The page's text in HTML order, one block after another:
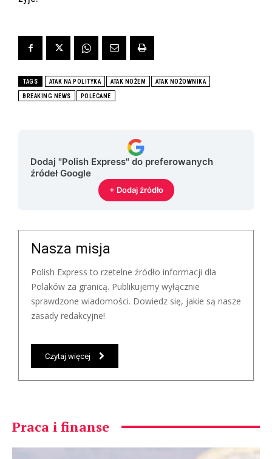
TAGS ATAK NA POLITYKA ATAK NOŻEM ATAK NOŻOWNIKA
BREAKING NEWS POLECANE
Dodaj "Polish Express" do preferowanych
źródeł Google
+ Dodaj źródło
Nasza misja
Polish Express to rzetelne źródło informacji dla
Polaków za granicą. Publikujemy wyłącznie
sprawdzone wiadomości. Dowiedz się, jakie są nasze
zasady redakcyjne!
Czytaj więcej
Praca i finanse